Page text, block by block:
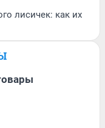
лисичек: как их